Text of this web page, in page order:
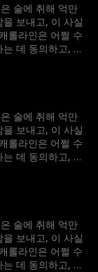
술에 취해 억만
보내고, 이 사실
롤라인은 어쩔 수
데 동의하고, 둘
술에 취해 억만
보내고, 이 사실
롤라인은 어쩔 수
데 동의하고, 둘
술에 취해 억만
보내고, 이 사실
롤라인은 어쩔 수
데 동의하고, 둘